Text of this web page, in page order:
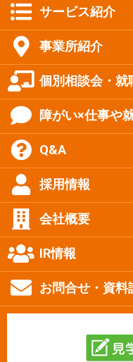
サービス紹介
事業所紹介
個別相談会・就
障がい×仕事や
Q&A
採用情報
会社概要
IR情報
お問合せ・資料